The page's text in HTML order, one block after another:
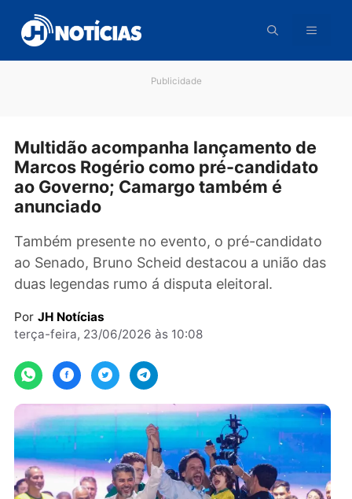
para
conteúdo
Multidão acompanha lançamento de
Marcos Rogério como pré-
ao Governo; Camargo também é
Também presente no evento, o pré-
ao Senado, Bruno Scheid destacou a união
duas legendas rumo á disputa eleitoral.
terça-feira, 23/06/2026 às 10:08